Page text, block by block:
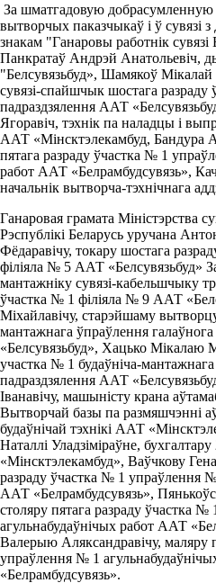
За шматгадовую добрасумленную
вытворчых паказчыкаў і ў сувязі
знакам "Ганаровы работнік
Панкратаў Андрэй Анатольевіч,
"Белсувязьбуд», Шамякоў Мікалай
сувязі-спайшчык шостага разраду
падраздзялення ААТ
Ягоравіч, тэхнік па наладцы і
ААТ «Мінсктэлекамбуд, Бандура
пятага разраду ўчастка № 1
работ ААТ «Белрамбудсувязь»,
начальнік вытворча-тэхнічнага
Ганаровая грамата Міністэрства
Рэспублікі Беларусь уручана
Фёдаравічу, токару шостага
філіяла № 5 ААТ «Белсувязьбуд»
мантажніку сувязі-кабельшчыку
ўчастка № 1 філіяла № 9 ААТ
Міхайлавічу, старэйшаму
мантажнага ўпраўлення
«Белсувязьбуд», Хацько Мікалаю
участка № 1 будаўніча-
падраздзялення ААТ
Іванавічу, машыністу крана
Вытворчай базы па размяшчэнні
будаўнічай тэхнікі ААТ
Наталлі Уладзіміраўне,
«Мінсктэлекамбуд», Ваўчкову
разраду ўчастка № 1 упраўлення
ААТ «Белрамбудсувязь»,
столяру пятага разраду ўчастка
агульнабудаўнічых работ ААТ
Валерыю Аляксандравічу, маляру
упраўлення № 1
«Белрамбудсувязь».